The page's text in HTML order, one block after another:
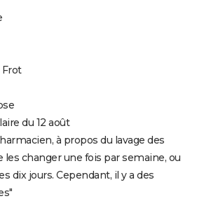
du 12 août
à propos du lavage des
les changer une fois par semaine, ou
dix jours. Cependant, il y a des